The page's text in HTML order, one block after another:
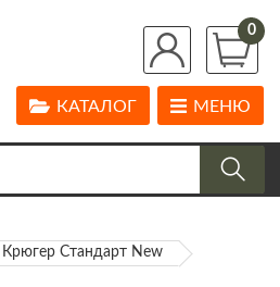
0
МЕНЮ
КАТАЛОГ
Крюгер Стандарт New